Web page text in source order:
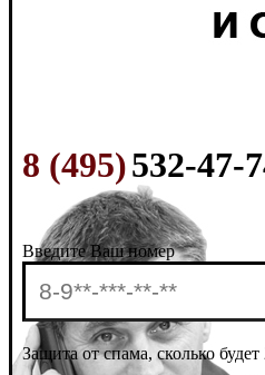
8 (495)532-47-
Введите Ваш номер
Защита от спама, сколько будет